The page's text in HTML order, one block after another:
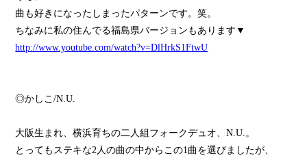
曲も好きになったしまったパターンです。笑。
ちなみに私の住んでる福島県バージョンもあります▼
http://www.youtube.com/watch?v=DlHrkS1FtwU
◎かしこ/N.U.
大阪生まれ、横浜育ちの二人組フォークデュオ、N.U.。
とってもステキな2人の曲の中からこの1曲を選びましたが、